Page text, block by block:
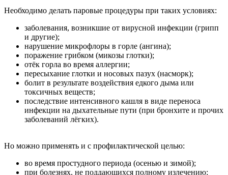
Необходимо делать паровые процедуры при таких условиях:
заболевания, возникшие от вирусной инфекции (грипп
и другие);
нарушение микрофлоры в горле (ангина);
поражение грибком (микозы глотки);
отёк горла во время аллергии;
пересыхание глотки и носовых пазух (насморк);
болит в результате воздействия едкого дыма или
токсичных веществ;
последствие интенсивного кашля в виде переноса
инфекции на дыхательные пути (при бронхите и прочих
заболеваний лёгких).
Но можно применять и с профилактической целью:
во время простудного периода (осенью и зимой);
при болезнях, не поддающихся полному излечению;